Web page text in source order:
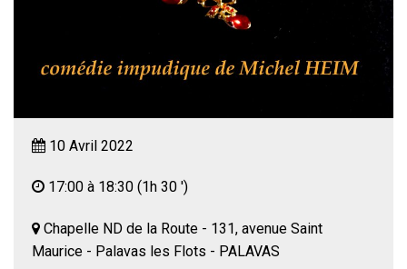
10 Avril 2022
17:00 à 18:30 (1h 30 ')
Chapelle ND de la Route - 131, avenue Saint
Maurice - Palavas les Flots - PALAVAS